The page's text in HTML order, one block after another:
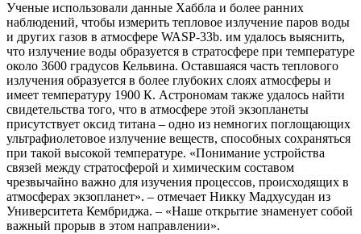
Ученые использовали данные Хаббла и более ранних
наблюдений, чтобы измерить тепловое излучение паров воды
и других газов в атмосфере WASP-33b. им удалось выяснить,
что излучение воды образуется в стратосфере при температуре
около 3600 градусов Кельвина. Оставшаяся часть теплового
излучения образуется в более глубоких слоях атмосферы и
имеет температуру 1900 К. Астрономам также удалось найти
свидетельства того, что в атмосфере этой экзопланеты
присутствует оксид титана – одно из немногих поглощающих
ультрафиолетовое излучение веществ, способных сохраняться
при такой высокой температуре. «Понимание устройства
связей между стратосферой и химическим составом
чрезвычайно важно для изучения процессов, происходящих в
атмосферах экзопланет». – отмечает Никку Мадхусудан из
Университета Кембриджа. – «Наше открытие знаменует собой
важный прорыв в этом направлении».